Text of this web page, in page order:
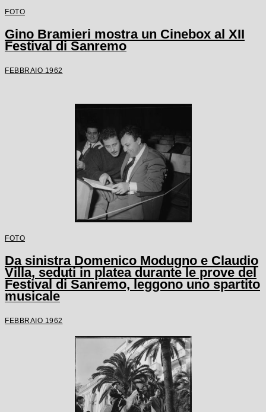
FOTO
Gino Bramieri mostra un Cinebox al XII
Festival di Sanremo
FEBBRAIO 1962
FOTO
Da sinistra Domenico Modugno e Claudio
Villa, seduti in platea durante le prove del
Festival di Sanremo, leggono uno spartito
musicale
FEBBRAIO 1962